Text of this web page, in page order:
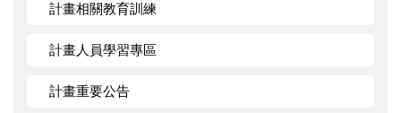
計畫相關教育訓練
計畫人員學習專區
計畫重要公告